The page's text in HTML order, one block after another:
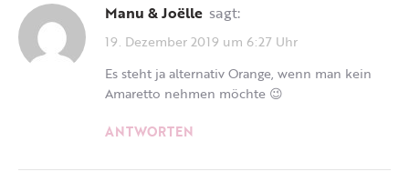
Manu & Joëlle sagt:
19. Dezember 2019 um 6:27 Uhr
Es steht ja alternativ Orange, wenn man kein
Amaretto nehmen möchte 😉
ANTWORTEN